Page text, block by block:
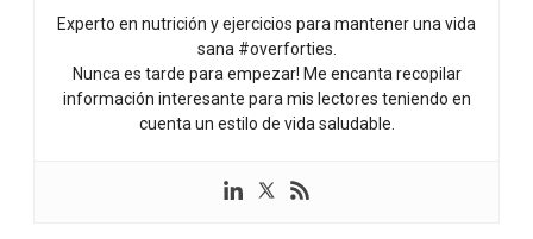
Experto en nutrición y ejercicios para mantener una vida
sana #overforties.
Nunca es tarde para empezar! Me encanta recopilar
información interesante para mis lectores teniendo en
cuenta un estilo de vida saludable.